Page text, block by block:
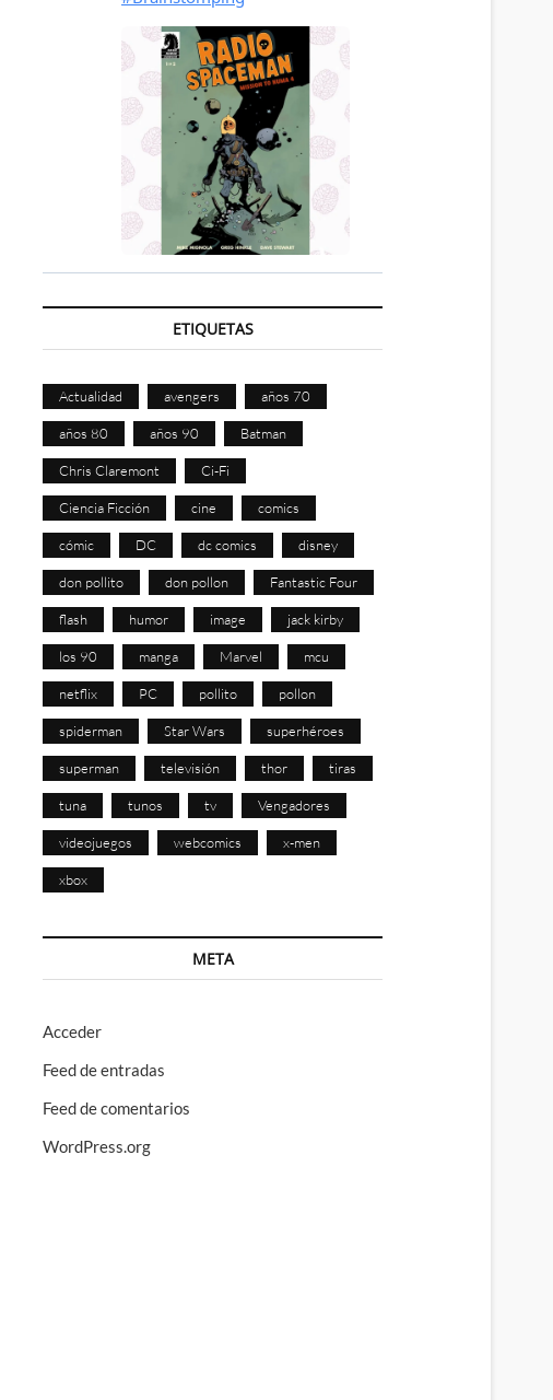
ETIQUETAS
Actualidad avengers años 70
años 80 años 90 Batman
Chris Claremont Ci-Fi
Ciencia Ficción cine comics
cómic DC dc comics disney
don pollito don pollon Fantastic Four
flash humor image jack kirby
los 90 manga Marvel mcu
netflix PC pollito pollon
spiderman Star Wars superhéroes
superman televisión thor tiras
tuna tunos tv Vengadores
videojuegos webcomics x-men
xbox
META
Acceder
Feed de entradas
Feed de comentarios
WordPress.org